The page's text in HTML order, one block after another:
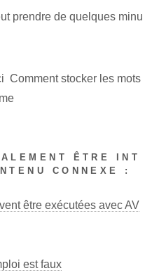
prendre de quelques minu
Comment stocker les mots
ÊTRE INT
CONNEXE :
être exécutées avec AV
est faux